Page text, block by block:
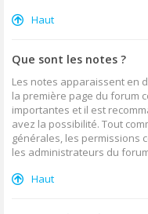
Haut
Que sont les notes ?
Les notes apparaissent en
la première page du forum
importantes et il est
avez la possibilité. Tout
générales, les permissions
les administrateurs du
Haut